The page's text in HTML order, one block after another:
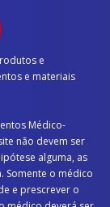
e
e materiais
Médico-
não devem ser
alguma, as
Somente o médico
e prescrever o